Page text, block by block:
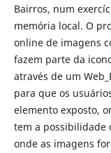
Bairros, num
memória local. O
online de imagens
fazem parte da
através de um
para que os
elemento exposto,
tem a possibilidade
onde as imagens